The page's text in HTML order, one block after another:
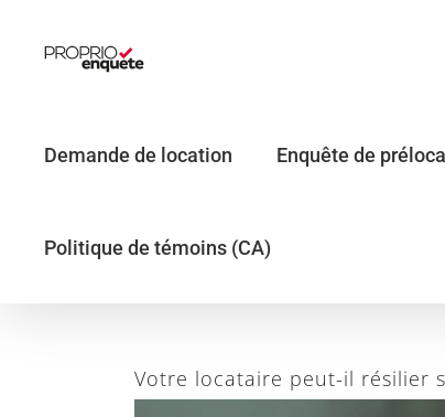
content
Demande de location Enquête de
Politique de témoins (CA)
Votre locataire peut-il résilier